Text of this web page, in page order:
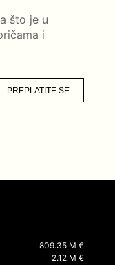
što je u
i
PREPLATITE SE
809.35 M €
2.12 M €